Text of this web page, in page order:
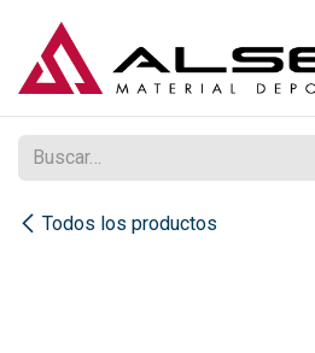
Todos los productos